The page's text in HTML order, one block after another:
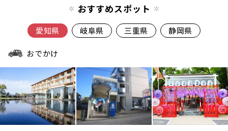
おすすめスポット
愛知県 岐阜県 三重県 静岡県
おでかけ